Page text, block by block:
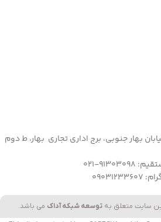
بهار جنوبی، برج اداری تجاری بهار، ط دوم
سایت متعلق به توسعه شبکه آداک می باشد.